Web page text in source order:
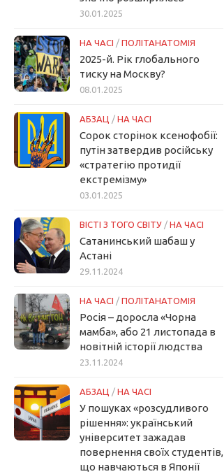
30.01.2025
НА ЧАСІ / ПОЛІТАНАТОМІЯ
2025-й. Рік глобального
тиску на Москву?
08.01.2025
АБЗАЦ / НА ЧАСІ
Сорок сторінок ксенофобії:
путін затвердив російську
«стратегію протидії
екстремізму»
03.01.2025
ВІСТІ З ТОГО СВІТУ / НА ЧАСІ
Сатанинський шабаш у
Астані
29.11.2024
НА ЧАСІ / ПОЛІТАНАТОМІЯ
Росія – доросла «Чорна
мамба», або 21 листопада в
новітній історії людства
23.11.2024
АБЗАЦ / НА ЧАСІ
У пошуках «розсудливого
рішення»: український
університет зажадав
повернення своїх студентів,
що навчаються в Японії